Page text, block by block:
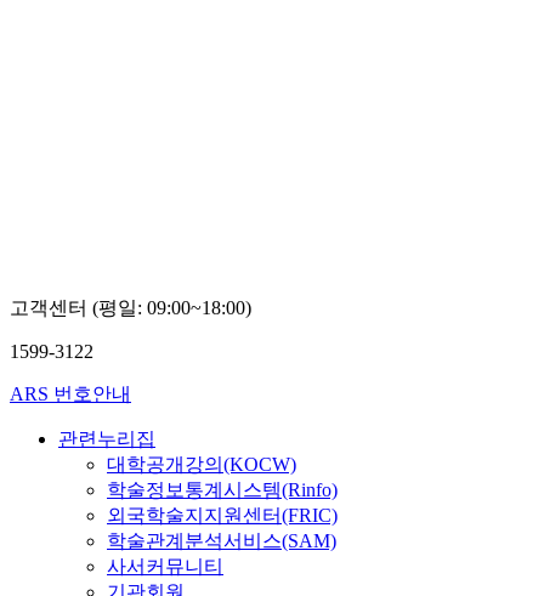
고객센터 (평일: 09:00~18:00)
1599-3122
ARS 번호안내
관련누리집
대학공개강의(KOCW)
학술정보통계시스템(Rinfo)
외국학술지지원센터(FRIC)
학술관계분석서비스(SAM)
사서커뮤니티